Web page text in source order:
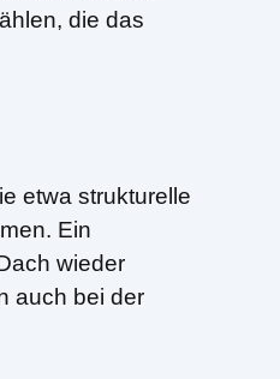
die das
etwa strukturelle
Ein
wieder
auch bei der